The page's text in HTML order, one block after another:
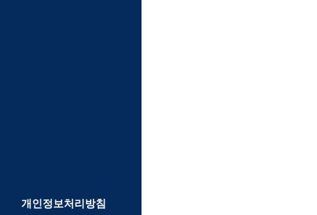
개인정보처리방침